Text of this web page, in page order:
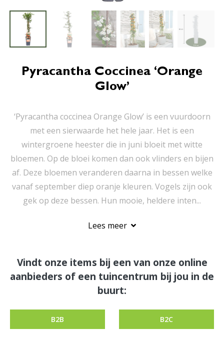
Pyracantha Coccinea ‘Orange
Glow’
‘Pyracantha coccinea Orange Glow’ is een vuurdoorn
met een sierwaarde het hele jaar. Het is een
wintergroene heester die in juni bloeit met witte
bloemen. Op de bloei komen dan ook vlinders en bijen
af. Deze bloemen veranderen daarna in bessen welke
vanaf september diep oranje kleuren. Vogels zijn ook
gek op deze bessen. Hun mooie, heldere inten...
Lees meer
Vindt onze items bij een van onze online
aanbieders of een tuincentrum bij jou in de
buurt:
B2B B2C